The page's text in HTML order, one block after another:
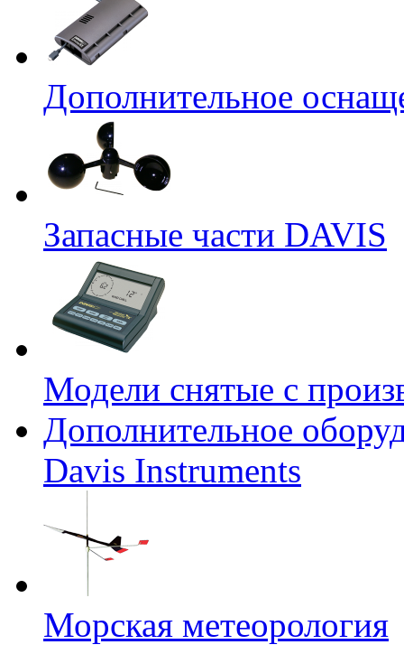
Дополнительное
Запасные части DAVIS
Модели снятые с
Дополнительное
Davis Instruments
Морская метеорология